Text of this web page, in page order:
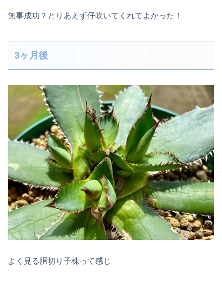
無事成功？とりあえず仔吹いてくれてよかった！
3ヶ月後
よく見る胴切り子株って感じ